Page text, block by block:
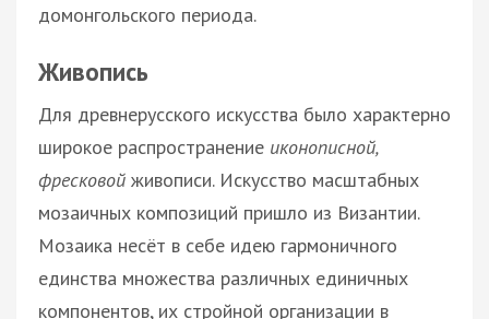
домонгольского периода.
Живопись
Для древнерусского искусства было характерно
широкое распространение иконописной,
фресковой живописи. Искусство масштабных
мозаичных композиций пришло из Византии.
Мозаика несёт в себе идею гармоничного
единства множества различных единичных
компонентов, их стройной организации в